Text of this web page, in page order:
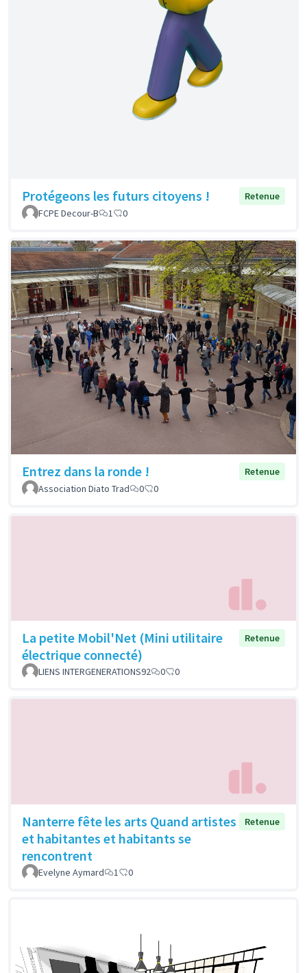
Protégeons les futurs citoyens !
Retenue
FCPE Decour-B
1 0
Entrez dans la ronde !
Retenue
Association Diato Trad
0 0
La petite Mobil'Net (Mini utilitaire
électrique connecté)
Retenue
LIENS INTERGENERATIONS92 0 0
Nanterre fête les arts Quand artistes
et habitantes et habitants se
rencontrent
Retenue
Evelyne Aymard 1 0